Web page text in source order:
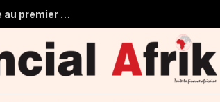
Les banques marocaines consolident leur croissance au premier semestre 2026